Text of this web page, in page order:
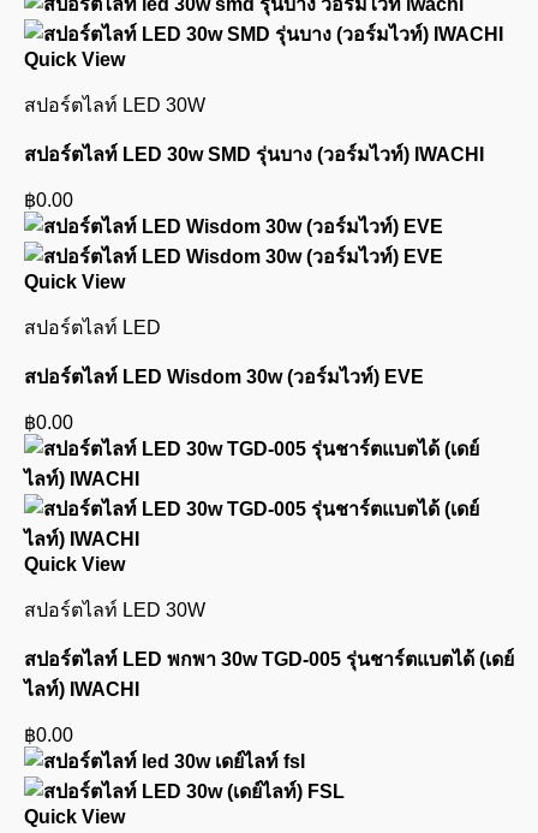
Quick View
สปอร์ตไลท์ LED 30W
สปอร์ตไลท์ LED 30w SMD รุ่นบาง (วอร์มไวท์) IWACHI
฿0.00
Quick View
สปอร์ตไลท์ LED
สปอร์ตไลท์ LED Wisdom 30w (วอร์มไวท์) EVE
฿0.00
Quick View
สปอร์ตไลท์ LED 30W
สปอร์ตไลท์ LED พกพา 30w TGD-005 รุ่นชาร์ตแบตได้ (เดย์
ไลท์) IWACHI
฿0.00
Quick View